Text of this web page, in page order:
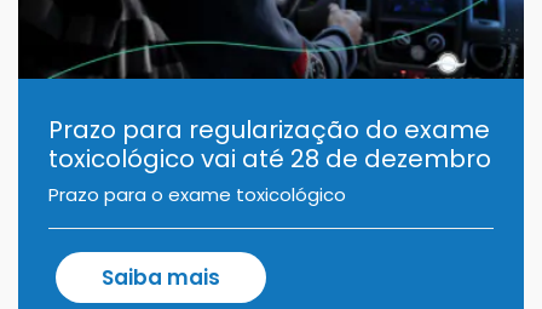
Prazo para regularização do exame
toxicológico vai até 28 de dezembro
Prazo para o exame toxicológico
Saiba mais